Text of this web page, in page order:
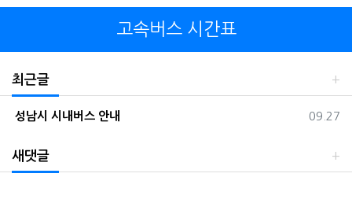
고속버스 시간표
최근글
등록일
09.27
성남시 시내버스 안내
새댓글